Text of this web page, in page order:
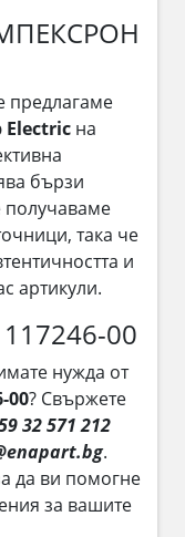
предлагаме
Electric на
бързи
получаваме
така че
и
артикули.
00
нужда от
00? Свържете
32 571 212
.
да ви помогне
за вашите